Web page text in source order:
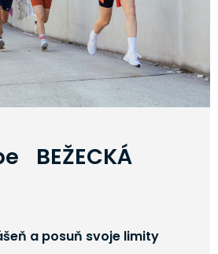
BEŽECKÁ
a posuň svoje limity